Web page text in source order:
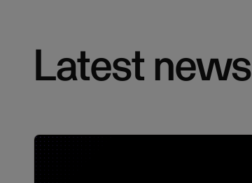
Latest news